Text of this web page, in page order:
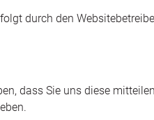
durch den
dass Sie uns diese